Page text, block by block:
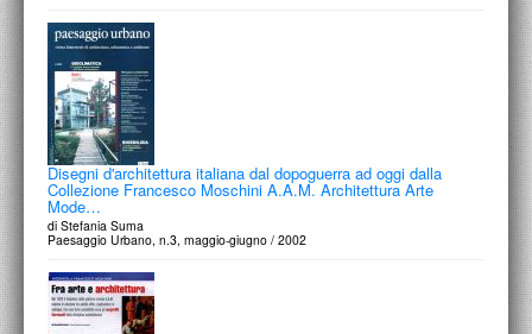
Disegni d'architettura italiana dal dopoguerra ad oggi dalla
Collezione Francesco Moschini A.A.M. Architettura Arte
Mode…
di Stefania Suma
Paesaggio Urbano, n.3, maggio-giugno / 2002